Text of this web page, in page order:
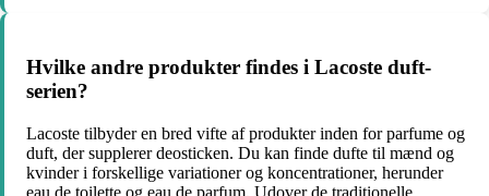
Hvilke andre produkter findes i Lacoste duft-
serien?
Lacoste tilbyder en bred vifte af produkter inden for parfume og
duft, der supplerer deosticken. Du kan finde dufte til mænd og
kvinder i forskellige variationer og koncentrationer, herunder
eau de toilette og eau de parfum. Udover de traditionelle